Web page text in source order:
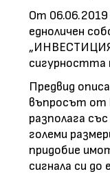
От 06.06.2019
едноличен
„ИНВЕСТИЦИЯ
сигурността
Предвид
въпросът от
разполага
големи
придобие
сигнала си